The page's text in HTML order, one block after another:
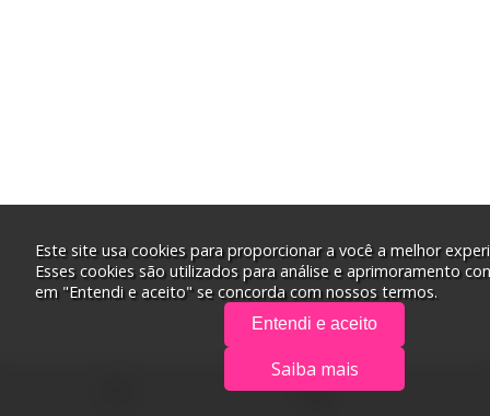
Este site usa cookies para proporcionar a você a melhor
Esses cookies são utilizados para análise e aprimoramento
em "Entendi e aceito" se concorda com nossos termos.
Entendi e aceito
Saiba mais